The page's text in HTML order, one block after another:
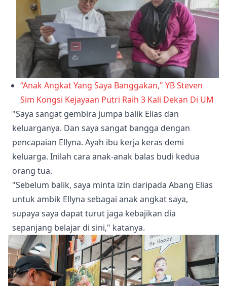
“Anak Angkat Yang Saya Banggakan," YB Steven
Sim Kongsi Kejayaan Putri Raih 3 Kali Dekan Di UM
"Saya sangat gembira jumpa balik Elias dan
keluarganya. Dan saya sangat bangga dengan
pencapaian Ellyna. Ayah ibu kerja keras demi
keluarga. Inilah cara anak-anak balas budi kedua
orang tua.
"Sebelum balik, saya minta izin daripada Abang Elias
untuk ambik Ellyna sebagai anak angkat saya,
supaya saya dapat turut jaga kebajikan dia
sepanjang belajar di sini," katanya.